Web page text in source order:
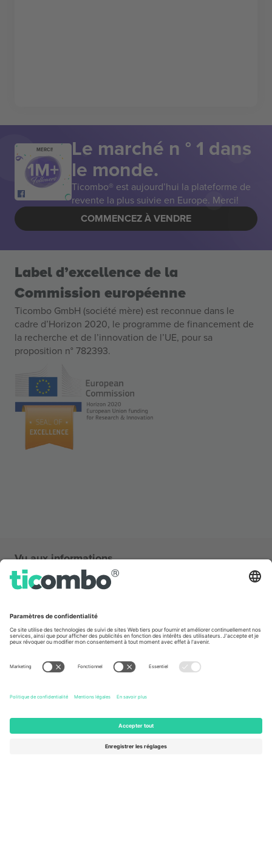
MERCI! Le marché n ° 1 dans
le monde.
Ticombo® est aujourd’hui la plateforme de
revente la plus suivie en Europe. Merci!
COMMENCEZ À VENDRE
Label d’excellence de la
Commission européenne
Ticombo GmbH (société mère) est reconnue dans le
cadre d’Horizon 2020, le programme de financement de
la recherche et de l’innovation de l’UE, pour sa
proposition n° 782393.
Vu aux informations
À propos de
Imprimer
Services de l'entreprise
Comment ça marche
Hôtels
Centre d'information sur la Coupe